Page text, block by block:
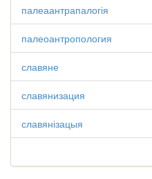
палеаантрапалогія
палеоантропология
славяне
славянизация
славянізацыя